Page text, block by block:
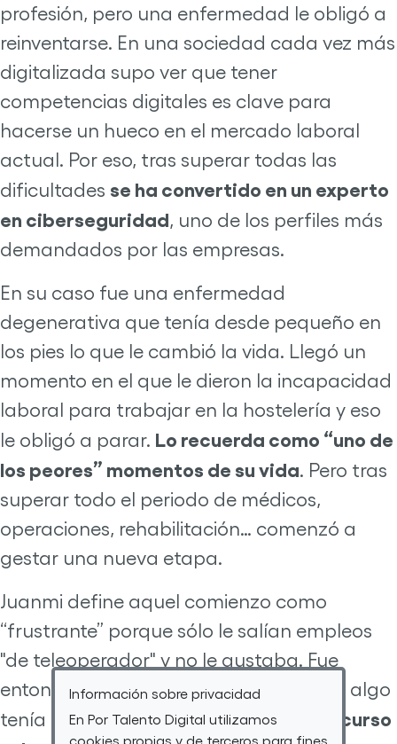
Información sobre privacidad
En Por Talento Digital utilizamos
cookies propias y de terceros para fines
profesión, pero una enfermedad le obligó a
reinventarse. En una sociedad cada vez más
digitalizada supo ver que tener
competencias digitales es clave para
hacerse un hueco en el mercado laboral
actual. Por eso, tras superar todas las
dificultades se ha convertido en un experto
en ciberseguridad, uno de los perfiles más
demandados por las empresas.
En su caso fue una enfermedad
degenerativa que tenía desde pequeño en
los pies lo que le cambió la vida. Llegó un
momento en el que le dieron la incapacidad
laboral para trabajar en la hostelería y eso
le obligó a parar. Lo recuerda como “uno de
los peores” momentos de su vida. Pero tras
superar todo el periodo de médicos,
operaciones, rehabilitación… comenzó a
gestar una nueva etapa.
Juanmi define aquel comienzo como
“frustrante” porque sólo le salían empleos
"de teleoperador" y no le gustaba. Fue
entonces cuando se dio cuenta de que algo
tenía que cambiar ydecidió hacer un curso